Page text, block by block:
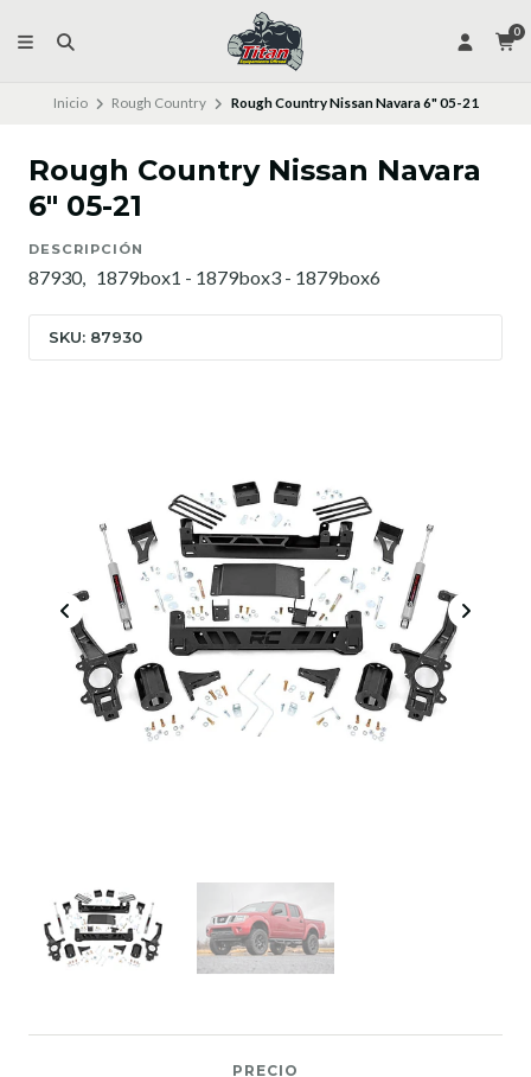
0
Inicio Rough Country Rough Country Nissan Navara 6" 05-21
Rough Country Nissan Navara
6" 05-21
DESCRIPCIÓN
87930, 1879box1 - 1879box3 - 1879box6
SKU: 87930
PRECIO